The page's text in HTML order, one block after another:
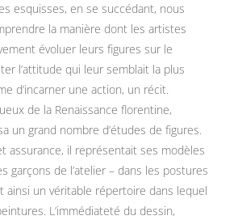
esquisses, en se succédant, nous
la manière dont les artistes
évoluer leurs figures sur le
l’attitude qui leur semblait la plus
d’incarner une action, un récit.
de la Renaissance florentine,
un grand nombre d’études de figures.
assurance, il représentait ses modèles
garçons de l’atelier – dans les postures
ainsi un véritable répertoire dans lequel
L’immédiateté du dessin,